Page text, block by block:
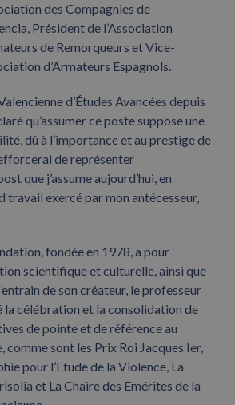
des Compagnies de
Président de l’Association
de Remorqueurs et Vice-
d’Armateurs Espagnols.
d’Études Avancées depuis
qu’assumer ce poste suppose une
dû à l’importance et au prestige de
de représenter
que j’assume aujourd’hui, en
travail exercé par mon antécesseur,
fondée en 1978, a pour
scientifique et culturelle, ainsi que
de son créateur, le professeur
la célébration et la consolidation de
de pointe et de référence au
comme sont les Prix Roi Jacques Ier,
pour l’Etude de la Violence, La
et La Chaire des Emérites de la